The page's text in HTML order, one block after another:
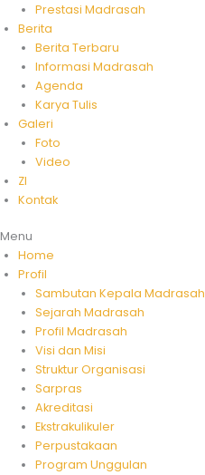
Prestasi Madrasah
Berita
Berita Terbaru
Informasi Madrasah
Agenda
Karya Tulis
Galeri
Foto
Video
ZI
Kontak
Menu
Home
Profil
Sambutan Kepala Madrasah
Sejarah Madrasah
Profil Madrasah
Visi dan Misi
Struktur Organisasi
Sarpras
Akreditasi
Ekstrakulikuler
Perpustakaan
Program Unggulan